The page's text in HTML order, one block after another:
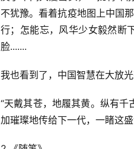
不犹豫。看着抗疫地图上中国
行；怎能忘，风华少女毅然断
脸.......
我也看到了，中国智慧在大放
“天戴其苍，地履其黄。纵有
加璀璨地传给下一代，一睹这盛